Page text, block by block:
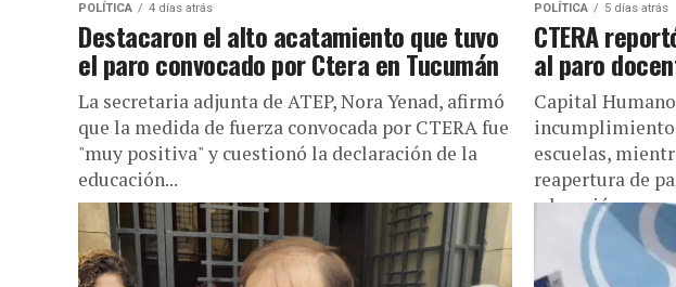
POLÍTICA 4 días atrás
Destacaron el alto acatamiento que tuvo
el paro convocado por Ctera en Tucumán
La secretaria adjunta de ATEP, Nora Yenad, afirmó
que la medida de fuerza convocada por CTERA fue
"muy positiva" y cuestionó la declaración de la
educación...
POLÍTICA 5 días atrás
CTERA
al paro
Capital
escuelas,
reapertura de
educación.